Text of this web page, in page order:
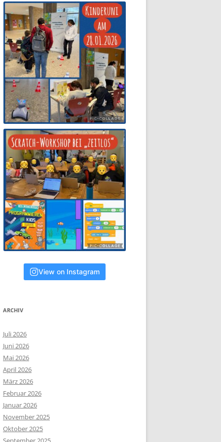
View on Instagram
ARCHIV
Juli 2026
Juni 2026
Mai 2026
April 2026
März 2026
Februar 2026
Januar 2026
November 2025
Oktober 2025